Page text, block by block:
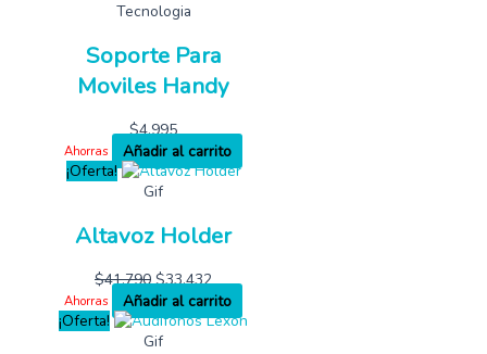
Tecnologia
Soporte Para
Moviles Handy
$4,995
Ahorras
Añadir al carrito
¡Oferta!
Gif
Altavoz Holder
$41,790 $33,432
Ahorras
Añadir al carrito
¡Oferta!
Gif